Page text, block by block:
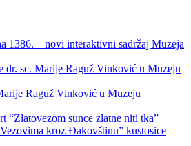
1386. – novi interaktivni sadržaj Muzeja
dr. sc. Marije Raguž Vinković u Muzeju
Raguž Vinković u Muzeju
“Zlatovezom sunce zlatne niti tka”
kroz Đakovštinu” kustosice